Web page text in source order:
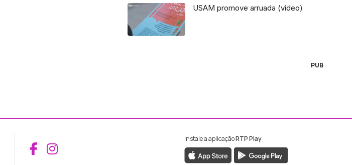
USAM promove arruada (vídeo)
PUB
Aceder ao Facebook da RTP Madeira
Aceder ao Instagram da RTP Madeira
Instale a aplicaçãoRTP Play